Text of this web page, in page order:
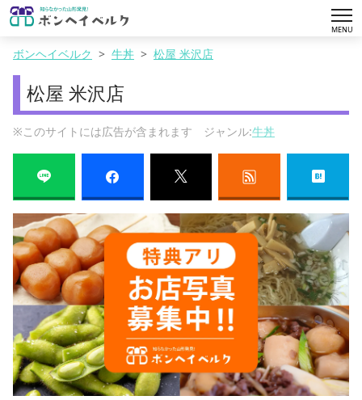
MENU
ボンヘイベルク 牛丼 松屋 米沢店
松屋 米沢店
※このサイトには広告が含まれます ジャンル:牛丼